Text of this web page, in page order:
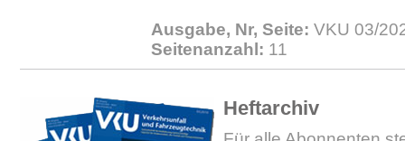
Ausgabe, Nr, Seite: VKU 03/
Seitenanzahl: 11
Heftarchiv